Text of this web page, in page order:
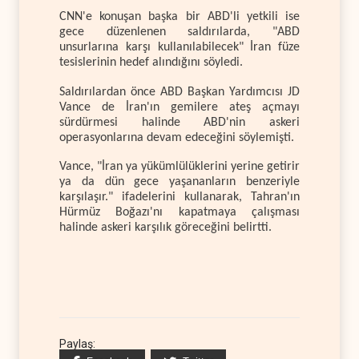
CNN'e konuşan başka bir ABD'li yetkili ise
gece düzenlenen saldırılarda, "ABD
unsurlarına karşı kullanılabilecek" İran füze
tesislerinin hedef alındığını söyledi.
Saldırılardan önce ABD Başkan Yardımcısı JD
Vance de İran'ın gemilere ateş açmayı
sürdürmesi halinde ABD'nin askeri
operasyonlarına devam edeceğini söylemişti.
Vance, "İran ya yükümlülüklerini yerine getirir
ya da dün gece yaşananların benzeriyle
karşılaşır." ifadelerini kullanarak, Tahran'ın
Hürmüz Boğazı'nı kapatmaya çalışması
halinde askeri karşılık göreceğini belirtti.
Paylaş: